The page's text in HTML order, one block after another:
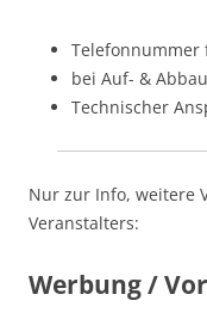
Telefonnummer
bei Auf- & Abbau
Technischer
Nur zur Info, weitere
Veranstalters:
Werbung /